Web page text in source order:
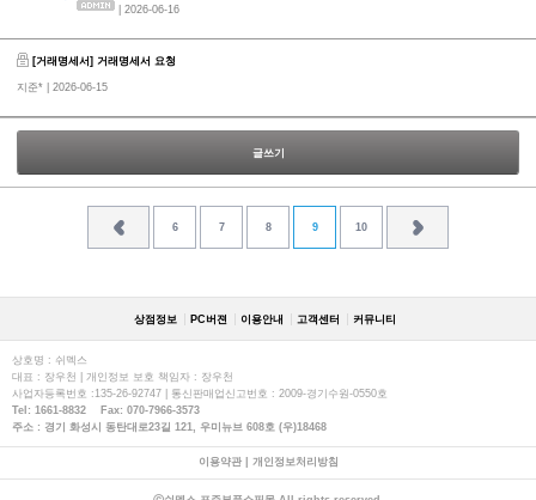
| 2026-06-16
[거래명세서] 거래명세서 요청
지준* | 2026-06-15
글쓰기
6 7 8 9 10
상점정보 PC버젼 이용안내 고객센터 커뮤니티
상호명 : 쉬멕스
대표 : 장우천 | 개인정보 보호 책임자 : 장우천
사업자등록번호 :135-26-92747 | 통신판매업신고번호 : 2009-경기수원-0550호
Tel: 1661-8832 Fax: 070-7966-3573
주소 : 경기 화성시 동탄대로23길 121, 우미뉴브 608호 (우)18468
이용약관| 개인정보처리방침